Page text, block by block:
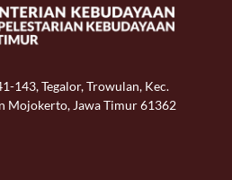
143, Tegalor, Trowulan, Kec.
Mojokerto, Jawa Timur 61362